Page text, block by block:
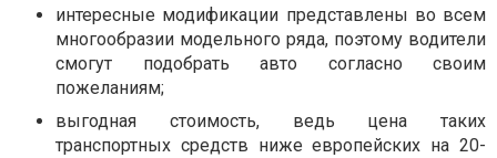
интересные модификации представлены во всем
многообразии модельного ряда, поэтому водители
смогут подобрать авто согласно своим
пожеланиям;
выгодная стоимость, ведь цена таких
транспортных средств ниже европейских на 20-